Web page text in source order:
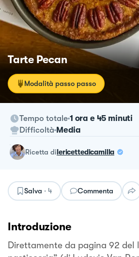
Tarte Pecan
Modalità passo passo
Tempo totale 1 ora e 45 minuti
Difficoltà Media
ricetta dilericettedicamilla
Salva · 4 Commenta
Introduzione
Direttamente da pagina 92 del